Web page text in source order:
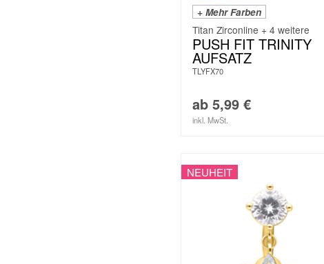
+ Mehr Farben
Titan Zirconline + 4 weitere
PUSH FIT TRINITY
AUFSATZ
TLYFX70
ab 5,99 €
inkl. MwSt.
NEUHEIT